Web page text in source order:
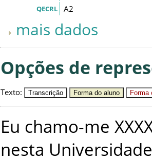
QECRL A2
mais dados
Opções de
Texto: Transcrição Forma do aluno Forma
Eu chamo-me
nesta Universidade